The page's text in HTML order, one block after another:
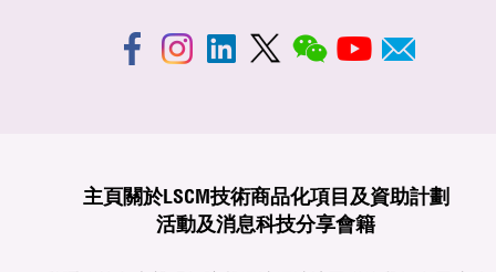
主頁 關於LSCM技術商品化項目及資助計劃
活動及消息科技分享會籍